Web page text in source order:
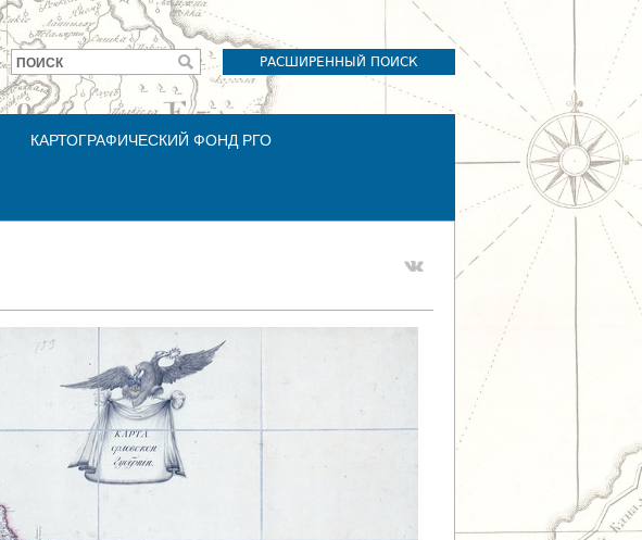
РАСШИРЕННЫЙ ПОИСК
Форма
поиска
ПОИСК
КАРТОГРАФИЧЕСКИЙ ФОНД РГО